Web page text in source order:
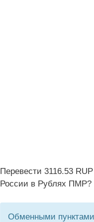
Перевести 3116.53
России в Рублях ПМР?
Обменными пунктами